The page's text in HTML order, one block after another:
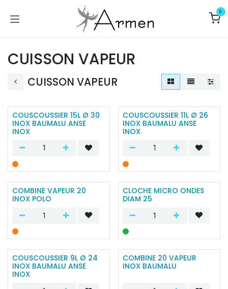
0
CUISSON VAPEUR
CUISSON VAPEUR
COUSCOUSSIER 15L Ø 30
INOX BAUMALU ANSE
INOX
COUSCOUSSIER 11L Ø 26
INOX BAUMALU ANSE
INOX
COMBINE VAPEUR 20
INOX POLO
CLOCHE MICRO ONDES
DIAM 25
COUSCOUSSIER 9L Ø 24
INOX BAUMALU ANSE
INOX
COMBINE 20 VAPEUR
INOX BAUMALU